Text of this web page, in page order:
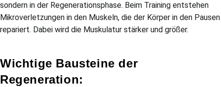
sondern in der Regenerationsphase. Beim Training entstehen
Mikroverletzungen in den Muskeln, die der Körper in den Pausen
repariert. Dabei wird die Muskulatur stärker und größer.
Wichtige Bausteine der
Regeneration: